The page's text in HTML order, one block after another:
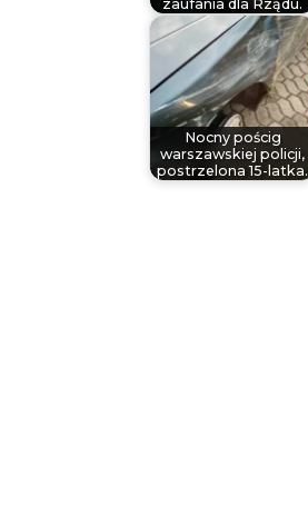
zaufania dla Rządu.
Nocny pościg
warszawskiej policji,
postrzelona 15-latka.